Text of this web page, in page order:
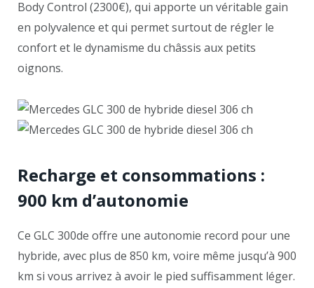
Body Control (2300€), qui apporte un véritable gain
en polyvalence et qui permet surtout de régler le
confort et le dynamisme du châssis aux petits
oignons.
Recharge et consommations :
900 km d’autonomie
Ce GLC 300de offre une autonomie record pour une
hybride, avec plus de 850 km, voire même jusqu’à 900
km si vous arrivez à avoir le pied suffisamment léger.